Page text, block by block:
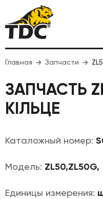
Главная Запчасти
ЗАПЧАСТЬ
КІЛЬЦЕ
Каталожный номер:
Модель: ZL50,ZL50G,
Единицы измерения: